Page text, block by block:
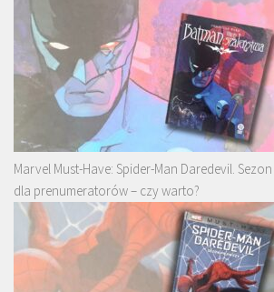
Marvel Must-Have: Spider-Man Daredevil.
dla prenumeratorów – czy warto?